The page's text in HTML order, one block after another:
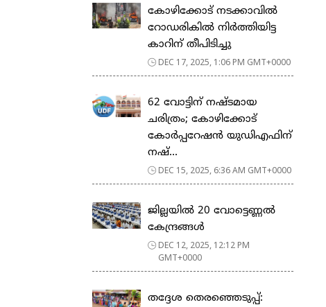
കോഴിക്കോട് നടക്കാവിൽ
റോഡരികിൽ നിര്‍ത്തിയിട്ട
കാറിന് തീപിടിച്ചു
DEC 17, 2025, 1:06 PM GMT+0000
62 വോട്ടിന് നഷ്ടമായ
ചരിത്രം; കോഴിക്കോട്
കോർപ്പറേഷൻ യുഡിഎഫിന്
നഷ്...
DEC 15, 2025, 6:36 AM GMT+0000
ജില്ലയിൽ 20 വോട്ടെണ്ണൽ
കേന്ദ്രങ്ങൾ
DEC 12, 2025, 12:12 PM
GMT+0000
തദ്ദേശ തെരഞ്ഞെടുപ്പ്: